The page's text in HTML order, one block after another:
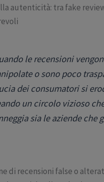
autenticità: tra fake
le recensioni
o sono poco
dei consumatori si
un circolo vizioso
sia le aziende che
di recensioni false o